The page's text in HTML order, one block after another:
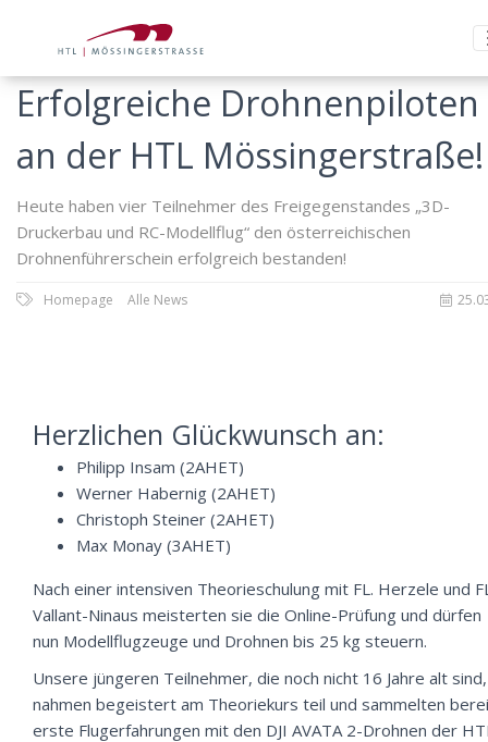
Erfolgreiche Drohnenpiloten
an der HTL Mössingerstraße!
Heute haben vier Teilnehmer des Freigegenstandes „3D-
Druckerbau und RC-Modellflug“ den österreichischen
Drohnenführerschein erfolgreich bestanden!
Homepage Alle News
Herzlichen Glückwunsch an:
Philipp Insam (2AHET)
Werner Habernig (2AHET)
Christoph Steiner (2AHET)
Max Monay (3AHET)
Nach einer intensiven Theorieschulung mit FL. Herzele und
Vallant-Ninaus meisterten sie die Online-Prüfung und dürfen
nun Modellflugzeuge und Drohnen bis 25 kg steuern.
Unsere jüngeren Teilnehmer, die noch nicht 16 Jahre alt sind,
nahmen begeistert am Theoriekurs teil und sammelten
erste Flugerfahrungen mit den DJI AVATA 2-Drohnen der